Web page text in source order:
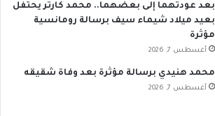
بعد عودتهما إلى بعضهما.. محمد كارتر يحتفل
بعيد ميلاد شيماء سيف برسالة رومانسية
مؤثرة
أغسطس 7, 2026
محمد هنيدي برسالة مؤثرة بعد وفاة شقيقه
أغسطس 7, 2026